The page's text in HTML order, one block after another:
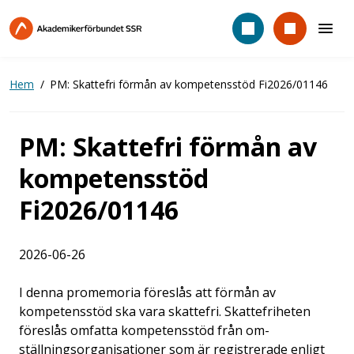
till
Hem PM: Skattefri förmån av kompetensstöd Fi2026/01146
PM: Skattefri förmån av
kompetensstöd
Fi2026/01146
2026-06-26
I denna promemoria föreslås att förmån av
kompetensstöd ska vara skattefri. Skattefriheten
föreslås omfatta kompetensstöd från om-
ställningsorganisationer som är registrerade enligt